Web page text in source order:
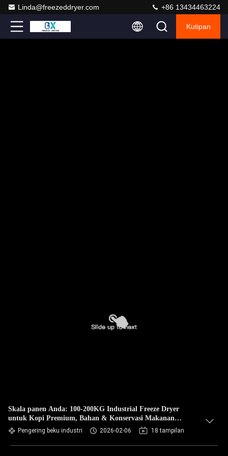
Linda@freezeddryer.com +86 13434463224
Kutipan
Skala panen Anda: 100-200KG Industrial Freeze Dryer
untuk Kopi Premium, Bahan & Konservasi Makanan
Bernilai Tinggi.
Pengering beku industri 2026-02-06 18 tampilan